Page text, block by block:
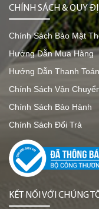
CHÍNH SÁCH & QUY
Chính Sách Bảo Mật
Hướng Dẫn Mua Hàng
Hướng Dẫn Thanh Toán
Chính Sách Vận
Chính Sách Bảo Hành
Chính Sách Đổi Trả
KẾT NỐI VỚI CHÚNG